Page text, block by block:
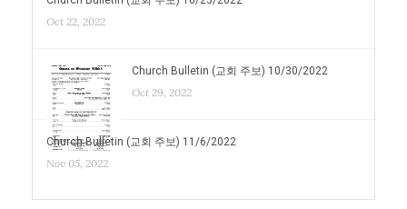
Oct 22, 2022
Church Bulletin (교회 주보) 10/30/2022
Oct 29, 2022
Church Bulletin (교회 주보) 11/6/2022
Nov 05, 2022